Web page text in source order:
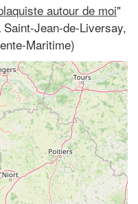
autour de moi"
Jean-de-Liversay,
Maritime)